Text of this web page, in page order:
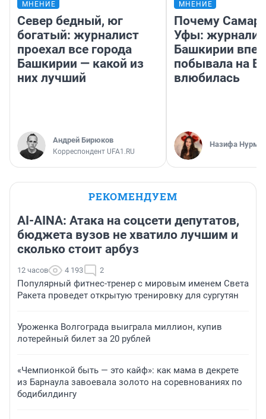
МНЕНИЕ
Север бедный, юг
богатый: журналист
проехал все города
Башкирии — какой из
них лучший
Андрей Бирюков
Корреспондент UFA1.RU
МНЕНИЕ
Почему
Уфы:
Башкирии
побывала на
влюбилась
Назифа
РЕКОМЕНДУЕМ
AI-AINA: Атака на соцсети депутатов,
бюджета вузов не хватило лучшим и
сколько стоит арбуз
12 часов 4 193 2
Популярный фитнес-тренер с мировым именем Света
Ракета проведет открытую тренировку для сургутян
Уроженка Волгограда выиграла миллион, купив
лотерейный билет за 20 рублей
«Чемпионкой быть — это кайф»: как мама в декрете
из Барнаула завоевала золото на соревнованиях по
бодибилдингу